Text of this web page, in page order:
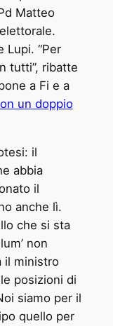
Matteo
Lupi. “Per
tutti”, ribatte
a Fi e a
un doppio
il
abbia
il
anche lì.
che si sta
non
il ministro
posizioni di
siamo per il
quello per